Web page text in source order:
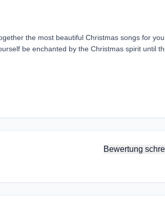
the most beautiful Christmas songs for you.
be enchanted by the Christmas spirit until
Bewertung